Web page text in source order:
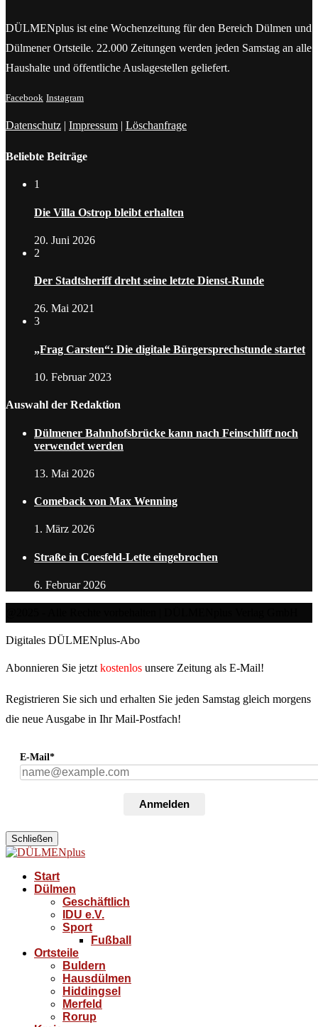
DÜLMENplus ist eine Wochenzeitung für den Bereich Dülmen und
Dülmener Ortsteile. 22.000 Zeitungen werden jeden Samstag an alle
Haushalte und öffentliche Auslagestellen geliefert.
Facebook Instagram
Datenschutz | Impressum | Löschanfrage
Beliebte Beiträge
1
Die Villa Ostrop bleibt erhalten
20. Juni 2026
2
Der Stadtsheriff dreht seine letzte Dienst-Runde
26. Mai 2021
3
„Frag Carsten“: Die digitale Bürgersprechstunde startet
10. Februar 2023
Auswahl der Redaktion
Dülmener Bahnhofsbrücke kann nach Feinschliff noch
verwendet werden
13. Mai 2026
Comeback von Max Wenning
1. März 2026
Straße in Coesfeld-Lette eingebrochen
6. Februar 2026
Digitales DÜLMENplus-Abo
Abonnieren Sie jetzt kostenlos unsere Zeitung als E-Mail!
Registrieren Sie sich und erhalten Sie jeden Samstag gleich morgens
die neue Ausgabe in Ihr Mail-Postfach!
E-Mail*
Anmelden
Schließen
Start
Dülmen
Geschäftlich
IDU e.V.
Sport
Fußball
Ortsteile
Buldern
Hausdülmen
Hiddingsel
Merfeld
Rorup